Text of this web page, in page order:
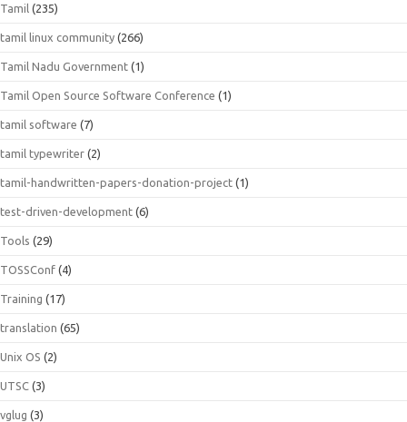
Tamil (235)
tamil linux community (266)
Tamil Nadu Government (1)
Tamil Open Source Software Conference (1)
tamil software (7)
tamil typewriter (2)
tamil-handwritten-papers-donation-project (1)
test-driven-development (6)
Tools (29)
TOSSConf (4)
Training (17)
translation (65)
Unix OS (2)
UTSC (3)
vglug (3)